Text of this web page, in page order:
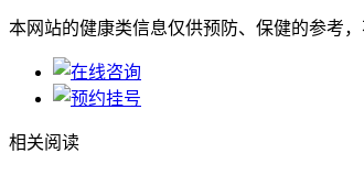
本网站的健康类信息仅供预防、保健的参考
相关阅读